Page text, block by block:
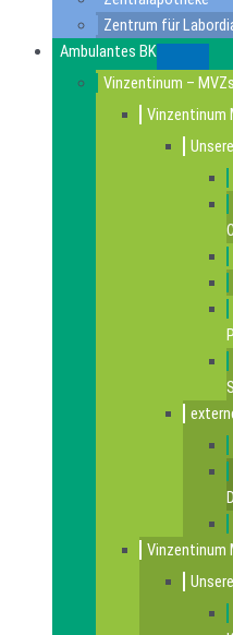
Zentrum für
Ambulantes BK
Vinzentinum – MVZs
Vinzentinum
Vinzentinum